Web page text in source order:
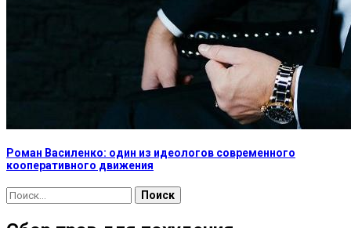
Роман Василенко: один из идеологов современного
кооперативного движения
Найти: